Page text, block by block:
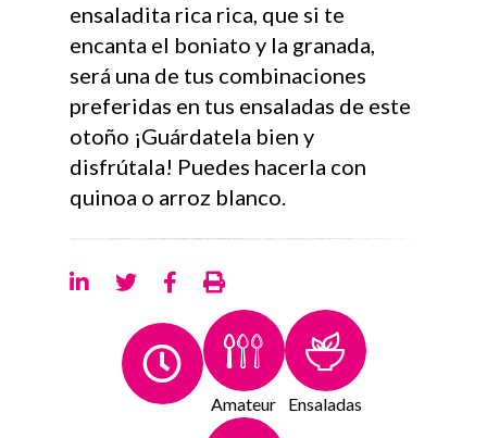
ensaladita rica rica, que si te
encanta el boniato y la granada,
será una de tus combinaciones
preferidas en tus ensaladas de este
otoño ¡Guárdatela bien y
disfrútala! Puedes hacerla con
quinoa o arroz blanco.
Amateur Ensaladas